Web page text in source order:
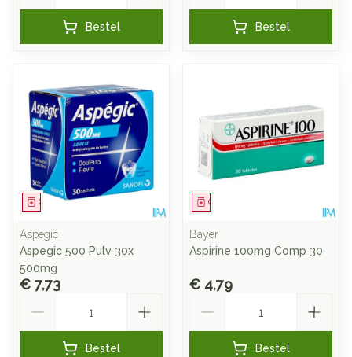
Bestel Bestel
Geneesmiddel
Aspegic
Aspegic 500 Pulv 30x
500mg
€ 7,73
Bestel
Geneesmiddel
Bayer
Aspirine 100mg Comp 30
€ 4,79
Bestel